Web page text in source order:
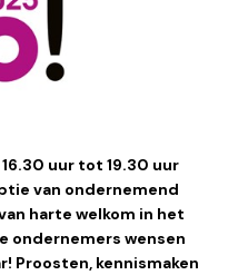
uur tot 19.30 uur
van ondernemend
harte welkom in het
ondernemers wensen
Proosten, kennismaken